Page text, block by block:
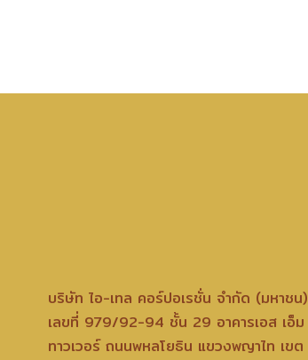
บริษัท ไอ-เทล คอร์ปอเรชั่น จำกัด (มหาชน)
เลขที่ 979/92-94 ชั้น 29 อาคารเอส เอ็ม
ทาวเวอร์ ถนนพหลโยธิน แขวงพญาไท เขต